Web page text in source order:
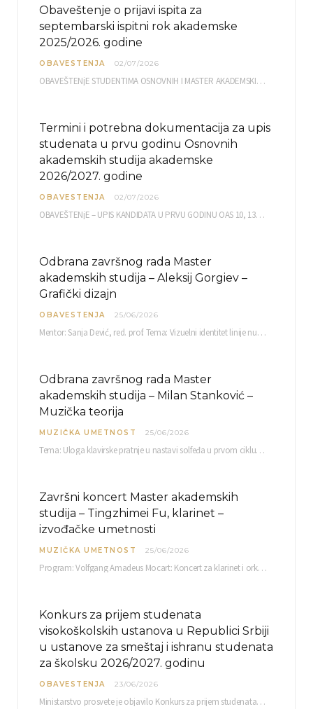
Obaveštenje o prijavi ispita za
septembarski ispitni rok akademske
2025/2026. godine
OBAVESTENJA 02/07/2026
OBAVEŠTENjE STUDENTIMA OSNOVNIH I MASTER AKADEMSKIH STUDIJA ELEKTRONSKA PRIJAVA ISPITA za septembarski ispitni rok za…
Termini i potrebna dokumentacija za upis
studenata u prvu godinu Osnovnih
akademskih studija akademske
2026/2027. godine
OBAVESTENJA 02/07/2026
OBAVEŠTENjE – UPIS KANDIDATA U PRVU GODINU OAS 10, 13, 14, 15. i…
Odbrana završnog rada Master
akademskih studija – Aleksij Gorgiev –
Grafički dizajn
OBAVESTENJA 25/06/2026
Mentor: Sanja Dević, red. prof. Tema: Vizuelni identitet linije nutricionističkih proizvoda Vita+: Od ambalaže do multimedijalne komunikacije Petak, 03. 07.…
Odbrana završnog rada Master
akademskih studija – Milan Stanković –
Muzička teorija
MUZIČKA UMETNOST 25/06/2026
Tema: Uloga klavirske pratnje u nastavi solfeđa u prvom ciklusu osnovne muzičke škole Mentor…
Završni koncert Master akademskih
studija – Tingzhimei Fu, klarinet –
izvođačke umetnosti
MUZIČKA UMETNOST 25/06/2026
Program: Volfgang Amadeus Mocart: Koncert za klarinet i orkestar, A-dur Mentor Miloš Mijatović, redovni profesor…
Konkurs za prijem studenata
visokoškolskih ustanova u Republici Srbiji
u ustanove za smeštaj i ishranu studenata
za školsku 2026/2027. godinu
OBAVESTENJA 23/06/2026
Ministarstvo prosvete je objavilo Konkurs za prijem studenata visokoškolskih ustanova u Republici Srbiji u ustanove…